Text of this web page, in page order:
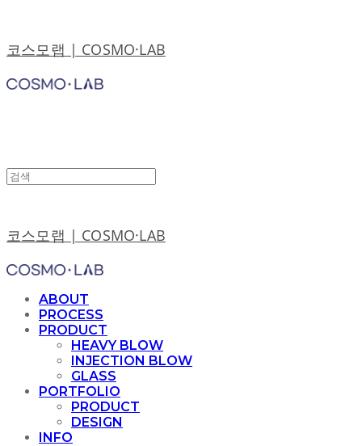
코스모랩 | COSMO·LAB
코스모랩 | COSMO·LAB
ABOUT
PROCESS
PRODUCT
HEAVY BLOW
INJECTION BLOW
GLASS
PORTFOLIO
PRODUCT
DESIGN
INFO